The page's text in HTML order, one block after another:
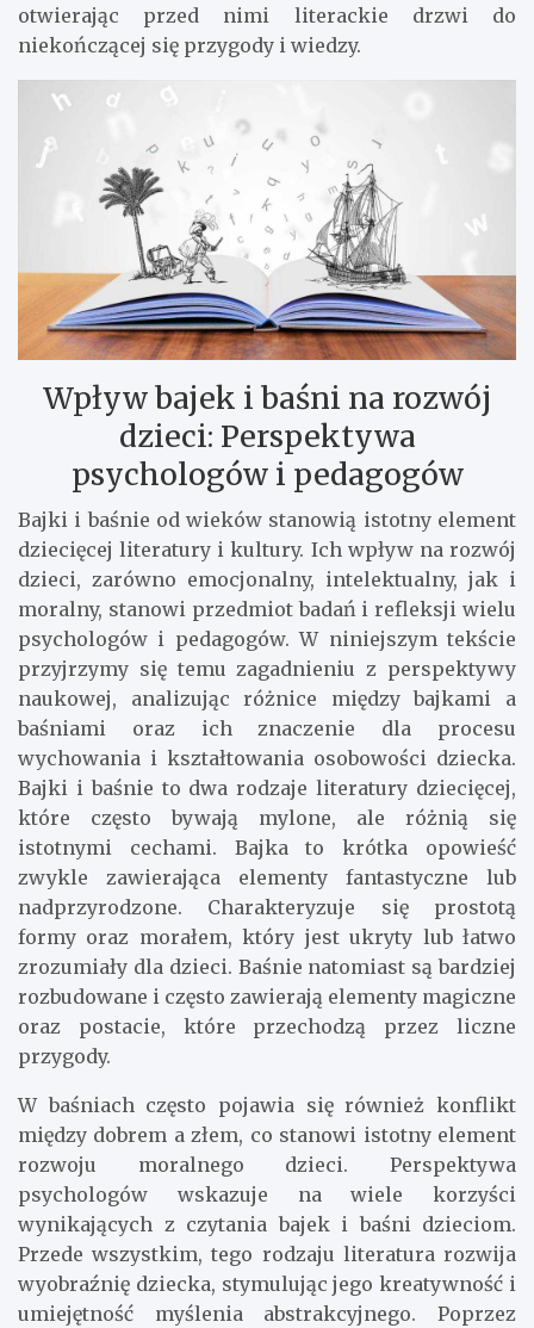
otwierając przed nimi literackie drzwi do
niekończącej się przygody i wiedzy.
Wpływ bajek i baśni na rozwój
dzieci: Perspektywa
psychologów i pedagogów
Bajki i baśnie od wieków stanowią istotny element
dziecięcej literatury i kultury. Ich wpływ na rozwój
dzieci, zarówno emocjonalny, intelektualny, jak i
moralny, stanowi przedmiot badań i refleksji wielu
psychologów i pedagogów. W niniejszym tekście
przyjrzymy się temu zagadnieniu z perspektywy
naukowej, analizując różnice między bajkami a
baśniami oraz ich znaczenie dla procesu
wychowania i kształtowania osobowości dziecka.
Bajki i baśnie to dwa rodzaje literatury dziecięcej,
które często bywają mylone, ale różnią się
istotnymi cechami. Bajka to krótka opowieść
zwykle zawierająca elementy fantastyczne lub
nadprzyrodzone. Charakteryzuje się prostotą
formy oraz morałem, który jest ukryty lub łatwo
zrozumiały dla dzieci. Baśnie natomiast są bardziej
rozbudowane i często zawierają elementy magiczne
oraz postacie, które przechodzą przez liczne
przygody.
W baśniach często pojawia się również konflikt
między dobrem a złem, co stanowi istotny element
rozwoju moralnego dzieci. Perspektywa
psychologów wskazuje na wiele korzyści
wynikających z czytania bajek i baśni dzieciom.
Przede wszystkim, tego rodzaju literatura rozwija
wyobraźnię dziecka, stymulując jego kreatywność i
umiejętność myślenia abstrakcyjnego. Poprzez